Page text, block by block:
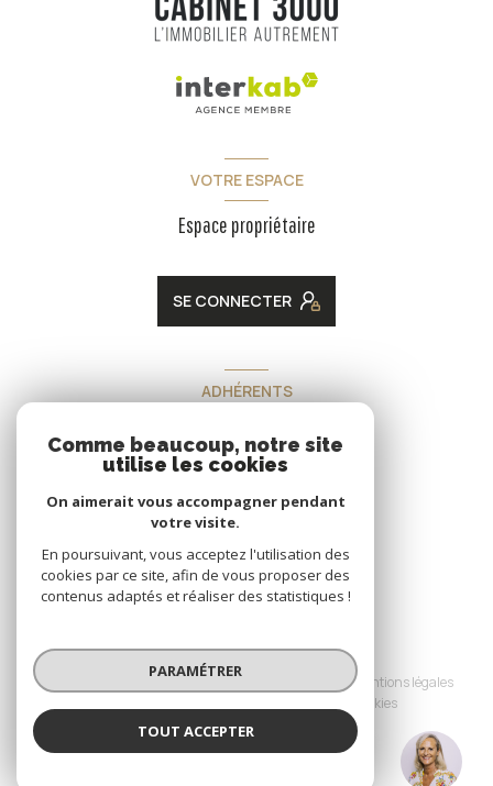
Isabelle DUFOREST JANIN
VOTRE ESPACE
Espace propriétaire
SE CONNECTER
ADHÉRENTS
Nous adhérons
© 2026 | Tous droits réservés
Nos honoraires
Nos partenaires
Mentions légales
Cookies
Comme beaucoup, notre site
utilise les cookies
On aimerait vous accompagner pendant
votre visite.
En poursuivant, vous acceptez l'utilisation des
cookies par ce site, afin de vous proposer des
contenus adaptés et réaliser des statistiques !
PARAMÉTRER
TOUT ACCEPTER